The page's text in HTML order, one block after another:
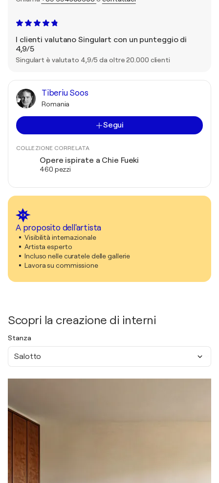
I clienti valutano Singulart con un punteggio di
4,9/5
Singulart è valutato 4,9/5 da oltre 20.000 clienti
Tiberiu Soos
Romania
Segui
COLLEZIONE CORRELATA
Opere ispirate a Chie Fueki
460 pezzi
A proposito dell'artista
Visibilità internazionale
Artista esperto
Incluso nelle curatele delle gallerie
Lavora su commissione
Scopri la creazione di interni
Stanza
Salotto